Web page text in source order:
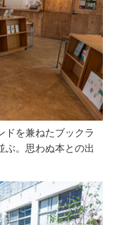
ドを兼ねたブックラ
ぶ。思わぬ本との出